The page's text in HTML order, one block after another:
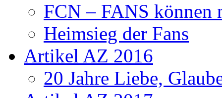
FCN – FANS können
Heimsieg der Fans
Artikel AZ 2016
20 Jahre Liebe,